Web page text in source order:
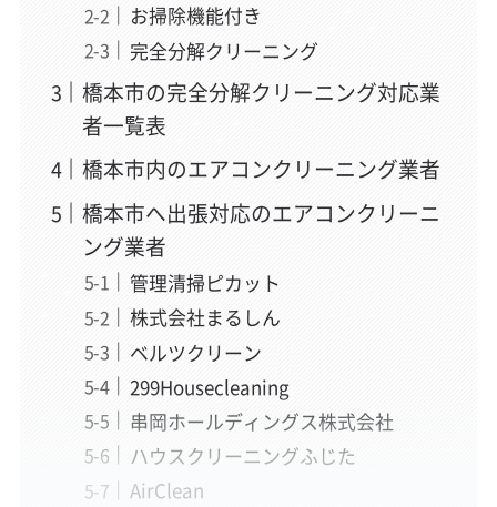
お掃除機能付き
完全分解クリーニング
橋本市の完全分解クリーニング対応業
者一覧表
橋本市内のエアコンクリーニング業者
橋本市へ出張対応のエアコンクリーニ
ング業者
管理清掃ピカット
株式会社まるしん
ベルツクリーン
299Housecleaning
串岡ホールディングス株式会社
ハウスクリーニングふじた
AirClean